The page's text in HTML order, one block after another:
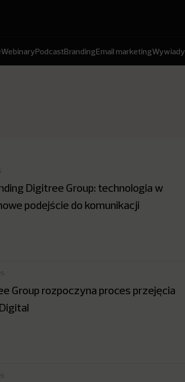
WebinaryPodcastBrandingEmail marketingWywiady
Digitree Group: technologia w
podejście do komunikacji
Group rozpoczyna proces przejęcia